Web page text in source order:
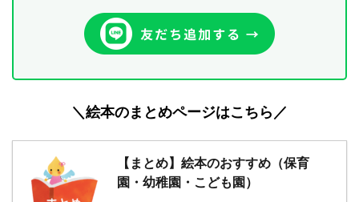
０歳６月 ２歳６月
＼絵本のまとめページはこちら／
【まとめ】絵本のおすすめ（保育
園・幼稚園・こども園）